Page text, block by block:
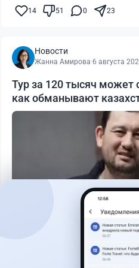
14 51 0 23
Новости
Жанна Амирова·6 августа
Тур за 120 тысяч может
как обманывают
15